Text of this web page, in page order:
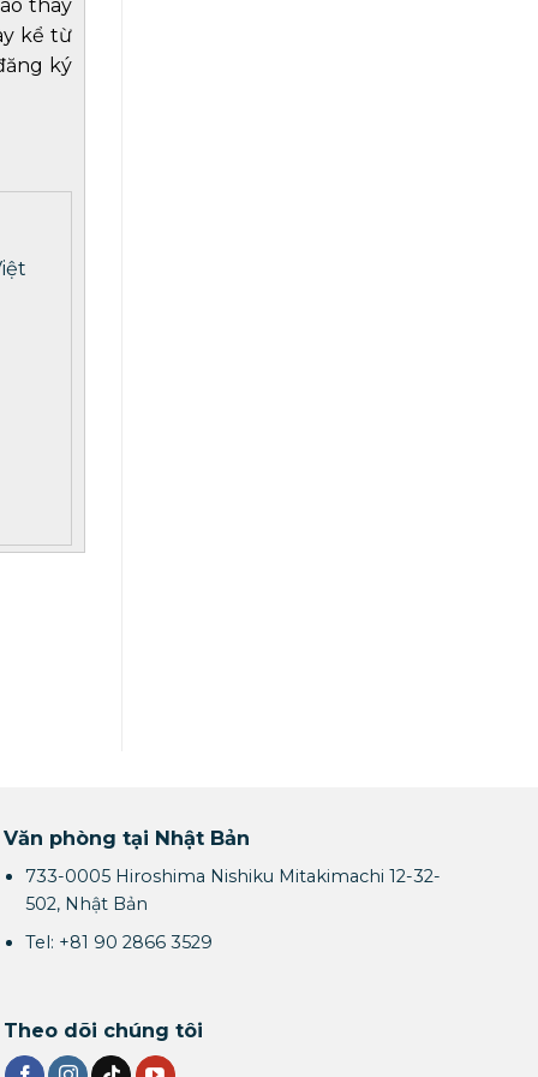
thay
kể từ
ký
Văn phòng tại Nhật Bản
733-0005 Hiroshima Nishiku Mitakimachi 12-32-
502, Nhật Bản
Tel: +81 90 2866 3529
Theo dõi chúng tôi